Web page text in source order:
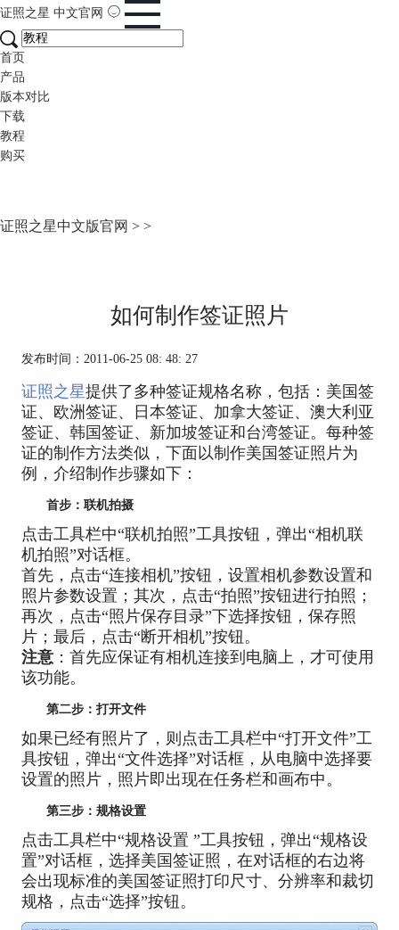
证照之星 中文官网
首页
产品
版本对比
下载
教程
购买
证照之星中文版官网 > >
如何制作签证照片
发布时间：2011-06-25 08: 48: 27
证照之星提供了多种签证规格名称，包括：美国签
证、欧洲签证、日本签证、加拿大签证、澳大利亚
签证、韩国签证、新加坡签证和台湾签证。每种签
证的制作方法类似，下面以制作美国签证照片为
例，介绍制作步骤如下：
首步：联机拍摄
点击工具栏中“联机拍照”工具按钮，弹出“相机联
机拍照”对话框。
首先，点击“连接相机”按钮，设置相机参数设置和
照片参数设置；其次，点击“拍照”按钮进行拍照；
再次，点击“照片保存目录”下选择按钮，保存照
片；最后，点击“断开相机”按钮。
注意：首先应保证有相机连接到电脑上，才可使用
该功能。
第二步：打开文件
如果已经有照片了，则点击工具栏中“打开文件”工
具按钮，弹出“文件选择”对话框，从电脑中选择要
设置的照片，照片即出现在任务栏和画布中。
第三步：规格设置
点击工具栏中“规格设置 ”工具按钮，弹出“规格设
置”对话框，选择美国签证照，在对话框的右边将
会出现标准的美国签证照打印尺寸、分辨率和裁切
规格，点击“选择”按钮。